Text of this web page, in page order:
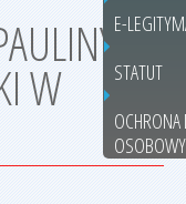
E-
STATUT
OCHRONA
Z
W